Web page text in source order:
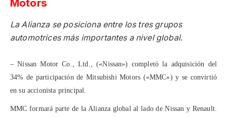
Motors
La Alianza se posiciona entre los tres grupos
automotrices más importantes a nivel global.
– Nissan Motor Co., Ltd., («Nissan») completó la adquisición del
34% de participación de Mitsubishi Motors («MMC») y se convirtió
en su accionista principal.
MMC formará parte de la Alianza global al lado de Nissan y Renault.